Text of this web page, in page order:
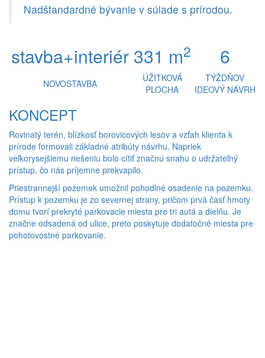
Nadštandardné bývanie v súlade s prírodou.
stavba+interiér 331 m2 6
NOVOSTAVBA
ÚŽITKOVÁ
PLOCHA
TÝŽDŇOV
IDEOVÝ NÁVRH
KONCEPT
Rovinatý terén, blízkosť borovicových lesov a vzťah klienta k
prírode formovali základné atribúty návrhu. Napriek
veľkorysejšiemu riešeniu bolo cítiť značnú snahu o udržateľný
prístup, čo nás príjemne prekvapilo.
Priestrannejší pozemok umožnil pohodlné osadenie na pozemku.
Prístup k pozemku je zo severnej strany, pričom prvá časť hmoty
domu tvorí prekryté parkovacie miesta pre tri autá a dielňu. Je
značne odsadená od ulice, preto poskytuje dodatočné miesta pre
pohotovostné parkovanie.